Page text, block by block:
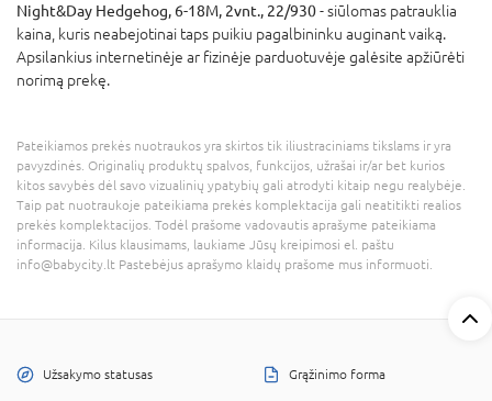
Night&Day Hedgehog, 6-18M, 2vnt., 22/930- siūlomas patrauklia
kaina, kuris neabejotinai taps puikiu pagalbininku auginant vaiką.
Apsilankius internetinėje ar fizinėje parduotuvėje galėsite apžiūrėti
norimą prekę.
Pateikiamos prekės nuotraukos yra skirtos tik iliustraciniams tikslams ir yra
pavyzdinės. Originalių produktų spalvos, funkcijos, užrašai ir/ar bet kurios
kitos savybės dėl savo vizualinių ypatybių gali atrodyti kitaip negu realybėje.
Taip pat nuotraukoje pateikiama prekės komplektacija gali neatitikti realios
prekės komplektacijos. Todėl prašome vadovautis aprašyme pateikiama
informacija. Kilus klausimams, laukiame Jūsų kreipimosi el. paštu
info@babycity.lt Pastebėjus aprašymo klaidų prašome mus informuoti.
Užsakymo statusas Grąžinimo forma